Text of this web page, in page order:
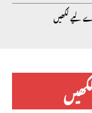
لیے لکھیں